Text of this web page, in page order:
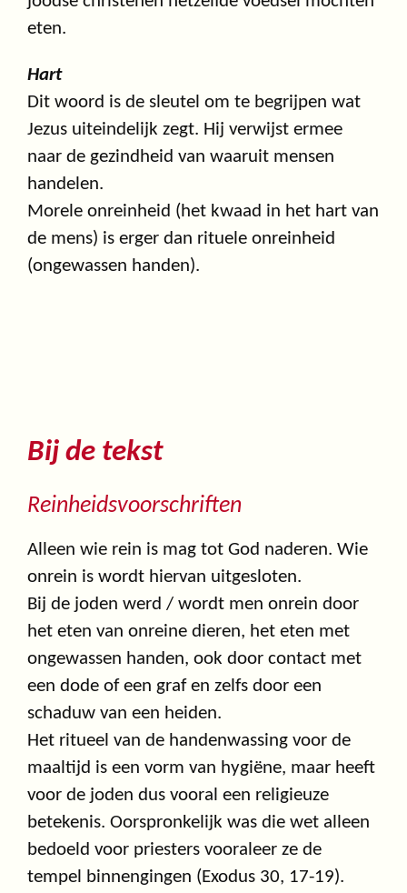
eten.
Hart
Dit woord is de sleutel om te begrijpen wat
Jezus uiteindelijk zegt. Hij verwijst ermee
naar de gezindheid van waaruit mensen
handelen.
Morele onreinheid (het kwaad in het hart van
de mens) is erger dan rituele onreinheid
(ongewassen handen).
Bij de tekst
Reinheidsvoorschriften
Alleen wie rein is mag tot God naderen. Wie
onrein is wordt hiervan uitgesloten.
Bij de joden werd / wordt men onrein door
het eten van onreine dieren, het eten met
ongewassen handen, ook door contact met
een dode of een graf en zelfs door een
schaduw van een heiden.
Het ritueel van de handenwassing voor de
maaltijd is een vorm van hygiëne, maar heeft
voor de joden dus vooral een religieuze
betekenis. Oorspronkelijk was die wet alleen
bedoeld voor priesters vooraleer ze de
tempel binnengingen (Exodus 30, 17-19).